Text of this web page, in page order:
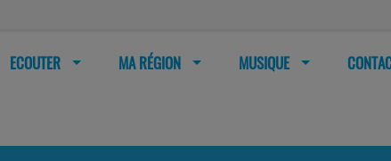
ECOUTER MA RÉGION MUSIQUE